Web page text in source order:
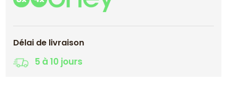
Délai de livraison
5 à 10 jours